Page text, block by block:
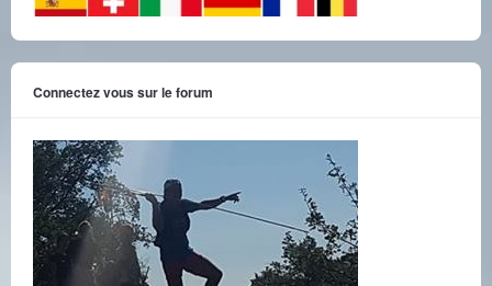
Connectez vous sur le forum